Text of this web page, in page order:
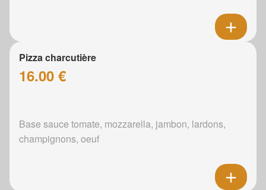
Pizza charcutière
16.00 €
Base sauce tomate, mozzarella, jambon, lardons,
champignons, oeuf